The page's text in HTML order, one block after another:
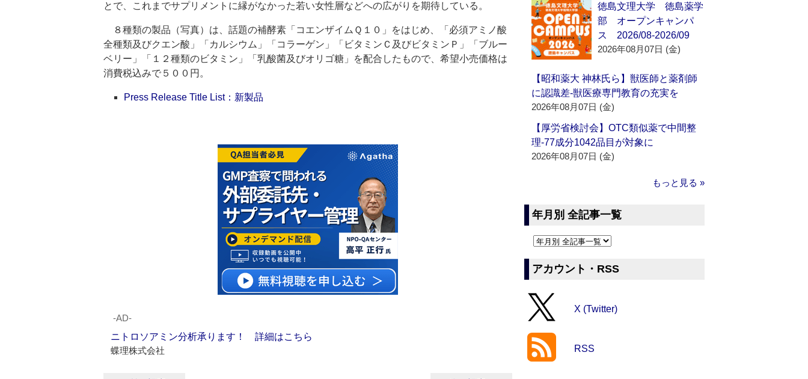
とで、これまでサプリメントに縁がなかった若い女性層などへの広がりを期待している。
８種類の製品（写真）は、話題の補酵素「コエンザイムＱ１０」をはじめ、「必須アミノ酸
全種類及びクエン酸」「カルシウム」「コラーゲン」「ビタミンＣ及びビタミンＰ」「ブルー
ベリー」「１２種類のビタミン」「乳酸菌及びオリゴ糖」を配合したもので、希望小売価格は
消費税込みで５００円。
Press Release Title List：新製品
‐AD‐
ニトロソアミン分析承ります！ 詳細はこちら
蝶理株式会社
徳島文理大学 徳島薬学
部 オープンキャンパ
ス 2026/08-2026/09
2026年08月07日 (金)
【昭和薬大 神林氏ら】獣医師と薬剤師
に認識差‐獣医療専門教育の充実を
2026年08月07日 (金)
【厚労省検討会】OTC類似薬で中間整
理‐77成分1042品目が対象に
2026年08月07日 (金)
もっと見る »
年月別 全記事一覧
アカウント・RSS
X (Twitter)
RSS